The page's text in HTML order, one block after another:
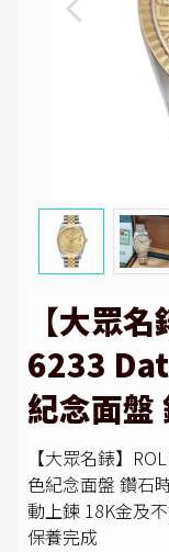
【大眾
6233
紀念面盤
【大眾名錶】
色紀念面盤 鑽石
動上鍊 18K金及
保養完成